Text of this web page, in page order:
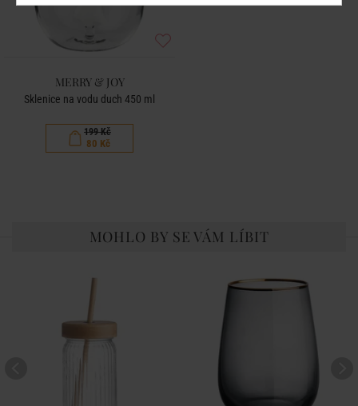
MERRY & JOY
Sklenice na vodu duch 450 ml
199 Kč
80 Kč
MOHLO BY SE VÁM LÍBIT